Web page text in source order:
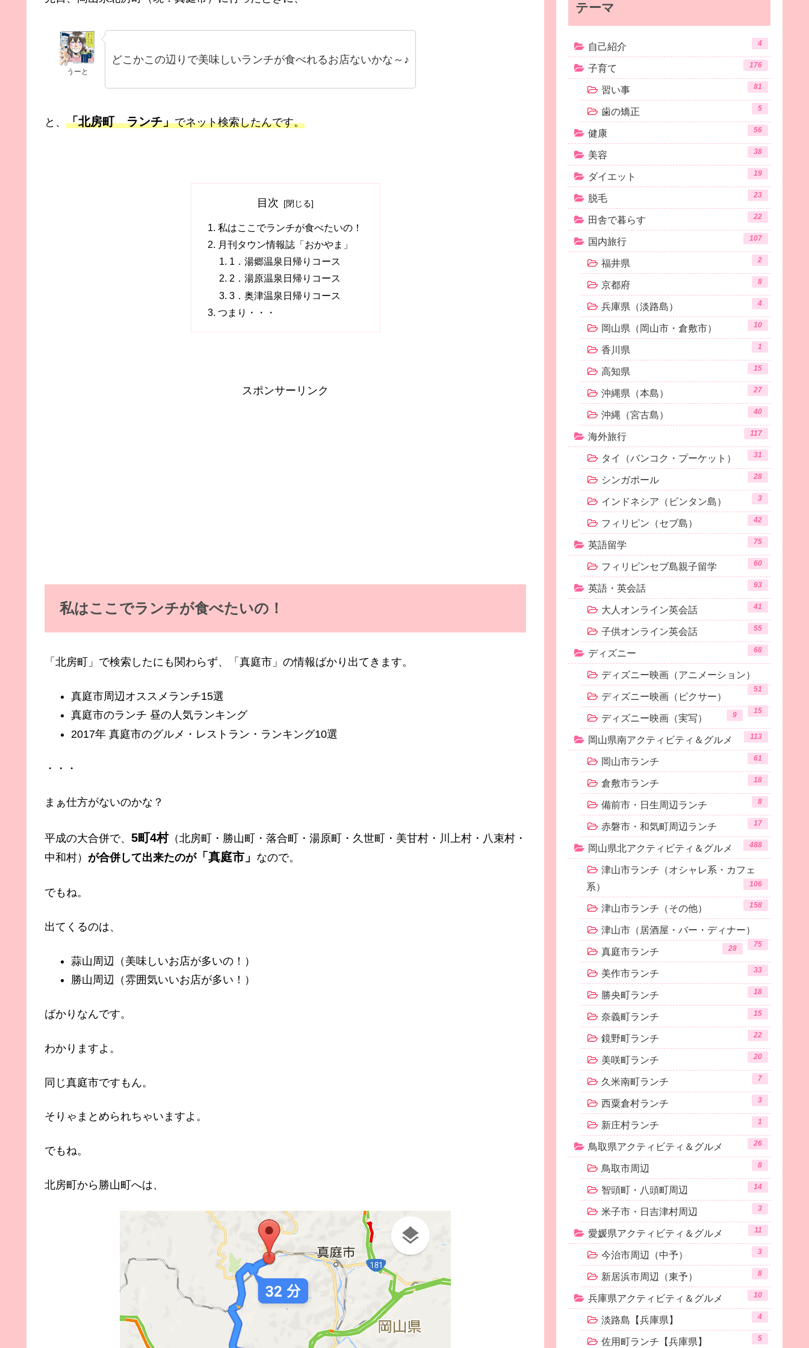
うーと
どこかこの辺りで美味しいランチが食べれるお店ないかな～♪
と、 「北房町 ランチ」でネット検索したんです。
目次
私はここでランチが食べたいの！
月刊タウン情報誌「おかやま」
1．湯郷温泉日帰りコース
2．湯原温泉日帰りコース
3．奥津温泉日帰りコース
つまり・・・
スポンサーリンク
私はここでランチが食べたいの！
「北房町」で検索したにも関わらず、「真庭市」の情報ばかり出てきます。
真庭市周辺オススメランチ15選
真庭市のランチ 昼の人気ランキング
2017年 真庭市のグルメ・レストラン・ランキング10選
・・・
まぁ仕方がないのかな？
平成の大合併で、 5町4村（北房町・勝山町・落合町・湯原町・久世町・美甘村・川上村・八束村・
中和村） が合併して出来たのが「 真庭市」 なので。
でもね。
出てくるのは、
蒜山周辺（美味しいお店が多いの！）
勝山周辺（雰囲気いいお店が多い！）
ばかりなんです。
わかりますよ。
同じ真庭市ですもん。
そりゃまとめられちゃいますよ。
でもね。
北房町から勝山町へは、
テーマ
自己紹介 4
子育て 176
習い事 81
歯の矯正 5
健康 56
美容 38
ダイエット 19
脱毛 23
田舎で暮らす 22
国内旅行 107
福井県 2
京都府 8
兵庫県（淡路島） 4
岡山県（岡山市・倉敷市） 10
香川県 1
高知県 15
沖縄県（本島） 27
沖縄（宮古島） 40
海外旅行 117
タイ（バンコク・プーケット） 31
シンガポール 28
インドネシア（ビンタン島） 3
フィリピン（セブ島） 42
英語留学 75
フィリピンセブ島親子留学 60
英語・英会話 93
大人オンライン英会話 41
子供オンライン英会話 55
ディズニー 68
ディズニー映画（アニメーション）
51
ディズニー映画（ピクサー）
15
ディズニー映画（実写） 9
岡山県南アクティビティ＆グルメ 113
岡山市ランチ 61
倉敷市ランチ 18
備前市・日生周辺ランチ 8
赤磐市・和気町周辺ランチ 17
岡山県北アクティビティ＆グルメ 488
津山市ランチ（オシャレ系・カフェ
系）
106
津山市ランチ（その他） 158
津山市（居酒屋・バー・ディナー）
75
真庭市ランチ 28
美作市ランチ 33
勝央町ランチ 18
奈義町ランチ 15
鏡野町ランチ 22
美咲町ランチ 20
久米南町ランチ 7
西粟倉村ランチ 3
新庄村ランチ 1
鳥取県アクティビティ＆グルメ 26
鳥取市周辺 8
智頭町・八頭町周辺 14
米子市・日吉津村周辺 3
愛媛県アクティビティ＆グルメ 11
今治市周辺（中予） 3
新居浜市周辺（東予） 8
兵庫県アクティビティ＆グルメ 10
淡路島【兵庫県】 4
佐用町ランチ【兵庫県】 5